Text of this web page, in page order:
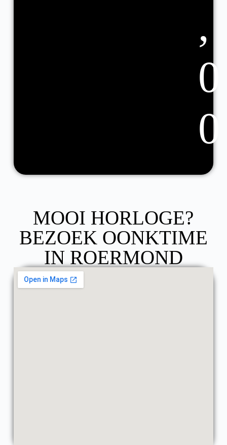
,
0
0
MOOI HORLOGE?
BEZOEK OONKTIME
IN ROERMOND